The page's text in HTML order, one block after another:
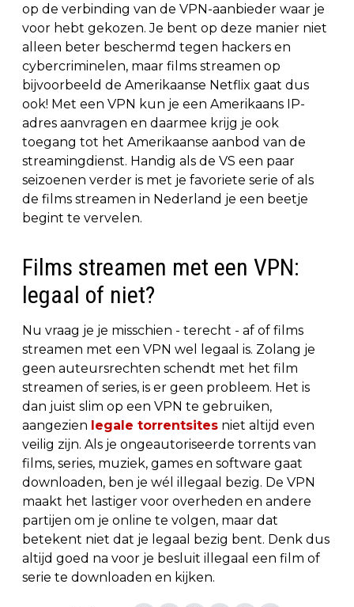
op de verbinding van de VPN-aanbieder waar je
voor hebt gekozen. Je bent op deze manier niet
alleen beter beschermd tegen hackers en
cybercriminelen, maar films streamen op
bijvoorbeeld de Amerikaanse Netflix gaat dus
ook! Met een VPN kun je een Amerikaans IP-
adres aanvragen en daarmee krijg je ook
toegang tot het Amerikaanse aanbod van de
streamingdienst. Handig als de VS een paar
seizoenen verder is met je favoriete serie of als
de films streamen in Nederland je een beetje
begint te vervelen.
Films streamen met een VPN:
legaal of niet?
Nu vraag je je misschien - terecht - af of films
streamen met een VPN wel legaal is. Zolang je
geen auteursrechten schendt met het film
streamen of series, is er geen probleem. Het is
dan juist slim op een VPN te gebruiken,
aangezien legale torrentsites niet altijd even
veilig zijn. Als je ongeautoriseerde torrents van
films, series, muziek, games en software gaat
downloaden, ben je wél illegaal bezig. De VPN
maakt het lastiger voor overheden en andere
partijen om je online te volgen, maar dat
betekent niet dat je legaal bezig bent. Denk dus
altijd goed na voor je besluit illegaal een film of
serie te downloaden en kijken.